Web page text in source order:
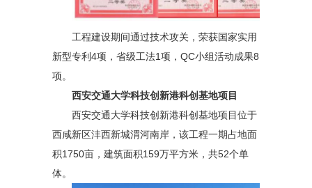
工程建设期间通过技术攻关，荣获国家实用
新型专利4项，省级工法1项，QC小组活动成果8
项。
西安交通大学科技创新港科创基地项目
西安交通大学科技创新港科创基地项目位于
西咸新区沣西新城渭河南岸，该工程一期占地面
积1750亩，建筑面积159万平方米，共52个单
体。